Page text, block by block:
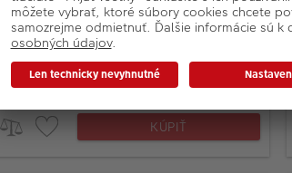
MNOŽSTEVNÉ ZĽAVY na všetky albumy:
10% (2ks), 15% (3ks), 20% (od 4ks)
Na sklade
Menej ako 3 ks 16,80
KÚPIŤ